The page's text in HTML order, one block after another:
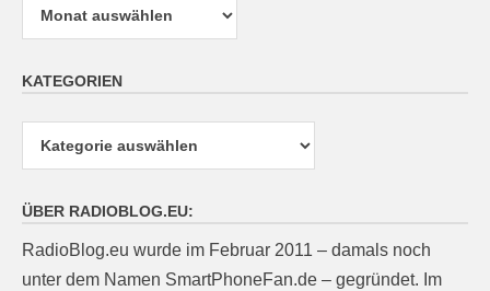
KATEGORIEN
ÜBER RADIOBLOG.EU:
RadioBlog.eu wurde im Februar 2011 – damals noch
unter dem Namen SmartPhoneFan.de – gegründet. Im